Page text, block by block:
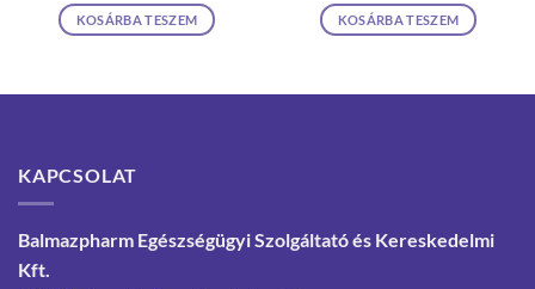
KOSÁRBA TESZEM KOSÁRBA TESZEM
KAPCSOLAT
Balmazpharm Egészségügyi Szolgáltató és Kereskedelmi
Kft.